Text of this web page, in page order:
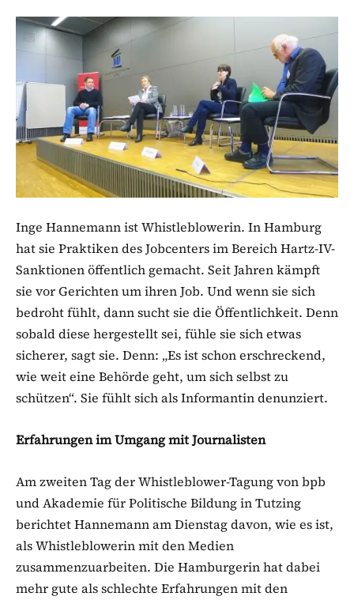
Inge Hannemann ist Whistleblowerin. In Hamburg
hat sie Praktiken des Jobcenters im Bereich Hartz-IV-
Sanktionen öffentlich gemacht. Seit Jahren kämpft
sie vor Gerichten um ihren Job. Und wenn sie sich
bedroht fühlt, dann sucht sie die Öffentlichkeit. Denn
sobald diese hergestellt sei, fühle sie sich etwas
sicherer, sagt sie. Denn: „Es ist schon erschreckend,
wie weit eine Behörde geht, um sich selbst zu
schützen“. Sie fühlt sich als Informantin denunziert.
Erfahrungen im Umgang mit Journalisten
Am zweiten Tag der Whistleblower-Tagung von bpb
und Akademie für Politische Bildung in Tutzing
berichtet Hannemann am Dienstag davon, wie es ist,
als Whistleblowerin mit den Medien
zusammenzuarbeiten. Die Hamburgerin hat dabei
mehr gute als schlechte Erfahrungen mit den